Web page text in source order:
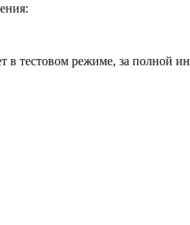
в тестовом режиме, за полной